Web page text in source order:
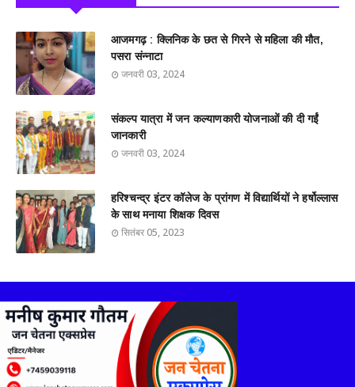
आजमगढ़ : क्लिनिक के छत से गिरने से महिला की मौत,
पसरा संन्नाटा
जनवरी 03, 2024
संकल्प यात्रा में जन कल्याणकारी योजनाओं की दी गईं
जानकारी
जनवरी 03, 2024
हरिश्चन्द्र इंटर कॉलेज के प्रांगण में विद्यार्थियों ने हर्षोल्लास
के साथ मनाया शिक्षक दिवस
सितंबर 05, 2023